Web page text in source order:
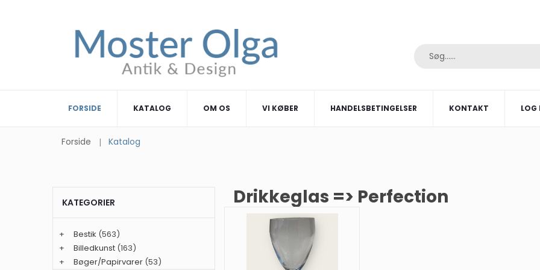
FORSIDE KATALOG OM OS VI KØBER HANDELSBETINGELSER KONTAKT LOG
Forside Katalog
Drikkeglas => Perfection
KATEGORIER
+ Bestik (563)
+
Billedkunst (163)
+
Bøger/Papirvarer (53)